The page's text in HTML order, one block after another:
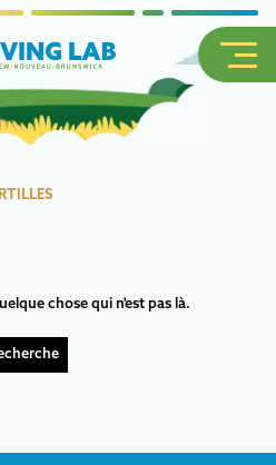
chose qui n'est pas là.